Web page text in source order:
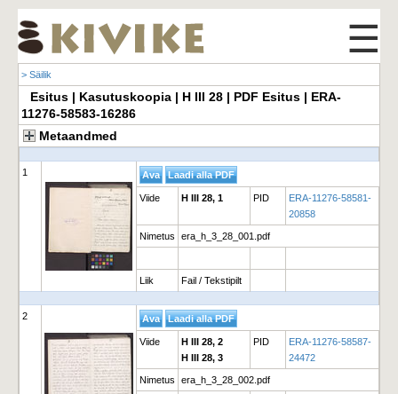
☰
> Säilik
Esitus | Kasutuskoopia | H III 28 | PDF Esitus | ERA-
11276-58583-16286
Metaandmed
1
Viide H III 28, 1 PID
ERA-11276-58581-
20858
Nimetus era_h_3_28_001.pdf
Liik Fail / Tekstipilt
2
Viide
H III 28, 2
H III 28, 3
PID
ERA-11276-58587-
24472
Nimetus era_h_3_28_002.pdf